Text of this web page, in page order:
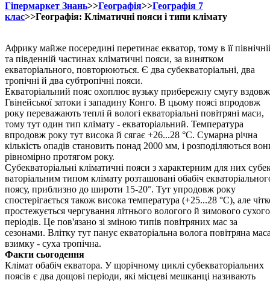
Гіпермаркет Знань>>Географія>>Географія 7
клас>>Географія: Кліматичні пояси і типи клімату
Африку майже посередині перетинає екватор, тому в її
та південній частинах кліматичні пояси, за винятком
екваторіального, повторюються. Є два субекваторіальні, два
тропічні й два субтропічні пояси.
Екваторіальний пояс охоплює вузьку прибережну смугу вздовж
Гвінейської затоки і западину Конго. В цьому поясі впродовж
року переважають теплі й вологі екваторіальні повітряні маси,
тому тут один тип клімату - екваторіальний. Температура
впродовж року тут висока й сягає +26...28 °С. Сумарна річна
кількість опадів становить понад 2000 мм, і розподіляються
рівномірно протягом року.
Субекваторіальні кліматичні пояси з характерним для них
ваторіальним типом клімату розташовані обабіч
по­ясу, приблизно до широти 15-20°. Тут упродовж року
спостерігається також висока температура (+25...28 °С), але
простежується чергування літнього вологого й зимового сухого
періодів. Це пов'язано зі зміною типів повітряних мас за
сезонами. Влітку тут панує еква­торіальна волога повітряна
взимку - суха тропічна.
Факти сьогодення
Клімат обабіч екватора. У щорічному циклі субекваторіальних
поясів є два дощові періоди, які місцеві мешканці називають